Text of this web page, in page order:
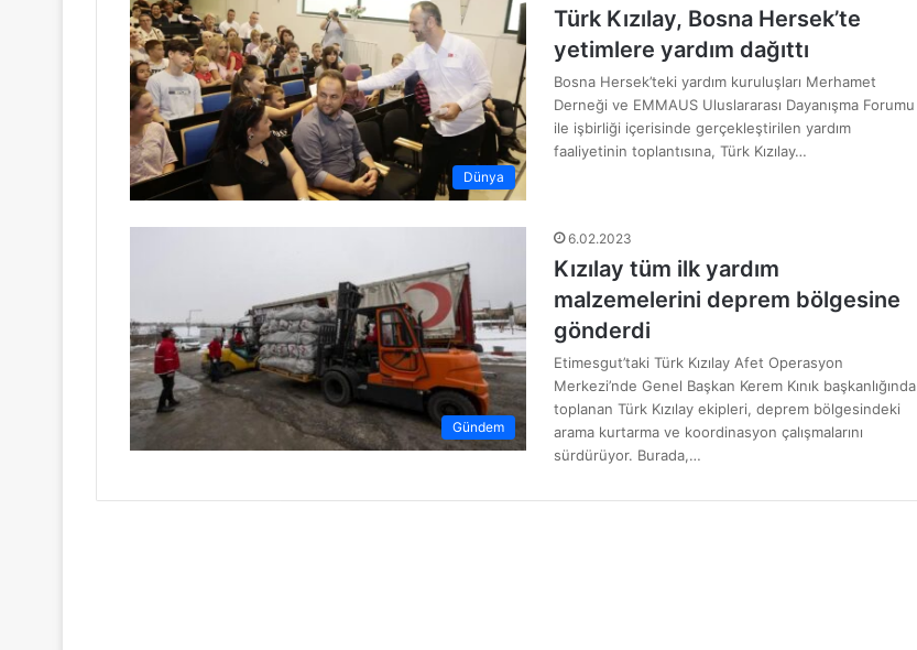
Dünya
Türk Kızılay, Bosna Hersek’te
yetimlere yardım dağıttı
Bosna Hersek’teki yardım kuruluşları Merhamet
Derneği ve EMMAUS Uluslararası Dayanışma Forumu
ile işbirliği içerisinde gerçekleştirilen yardım
faaliyetinin toplantısına, Türk Kızılay…
Gündem
6.02.2023
Kızılay tüm ilk yardım
malzemelerini deprem bölgesine
gönderdi
Etimesgut’taki Türk Kızılay Afet Operasyon
Merkezi’nde Genel Başkan Kerem Kınık başkanlığında
toplanan Türk Kızılay ekipleri, deprem bölgesindeki
arama kurtarma ve koordinasyon çalışmalarını
sürdürüyor. Burada,…